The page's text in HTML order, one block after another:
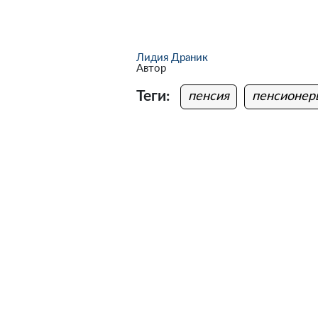
Лидия Драник
Автор
Теги: пенсия